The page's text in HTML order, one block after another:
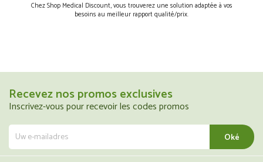
Chez Shop Medical Discount, vous trouverez une solution adaptée à vos
besoins au meilleur rapport qualité/prix.
Recevez nos promos exclusives
Inscrivez-vous pour recevoir les codes promos